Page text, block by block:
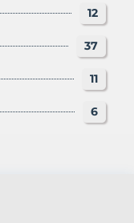
12
37
11
6